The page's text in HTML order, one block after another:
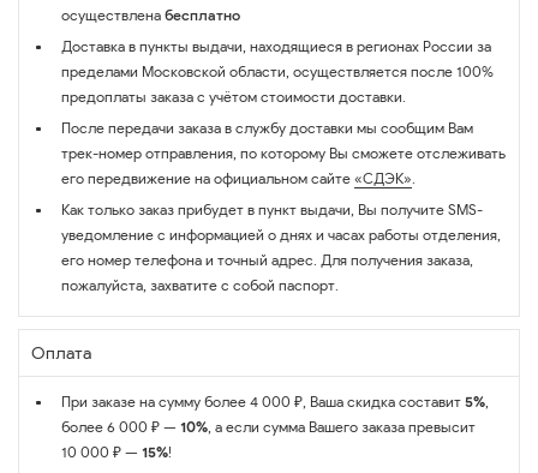
осуществлена бесплатно
Доставка в пункты выдачи, находящиеся в регионах России за
пределами Московской области, осуществляется после 100%
предоплаты заказа с учётом стоимости доставки.
После передачи заказа в службу доставки мы сообщим Вам
трек-номер отправления, по которому Вы сможете отслеживать
его передвижение на официальном сайте «СДЭК».
Как только заказ прибудет в пункт выдачи, Вы получите SMS-
уведомление с информацией о днях и часах работы отделения,
его номер телефона и точный адрес. Для получения заказа,
пожалуйста, захватите с собой паспорт.
Оплата
При заказе на сумму более 4 000 ₽, Ваша скидка составит 5%,
более 6 000 ₽ — 10%, а если сумма Вашего заказа превысит
10 000 ₽ — 15%!